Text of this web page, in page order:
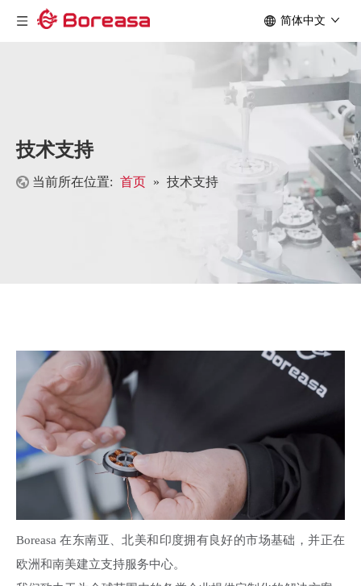
简体中文
技术支持
当前所在位置: 首页 » 技术支持
Boreasa 在东南亚、北美和印度拥有良好的市场基础，并正在
欧洲和南美建立支持服务中心。